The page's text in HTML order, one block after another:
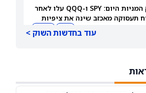
שוק המניות היום: SPY ו-QQQ עלו לאחר
תעסוקה מאכזב שינה את ציפיות
עוד בחדשות השוק >